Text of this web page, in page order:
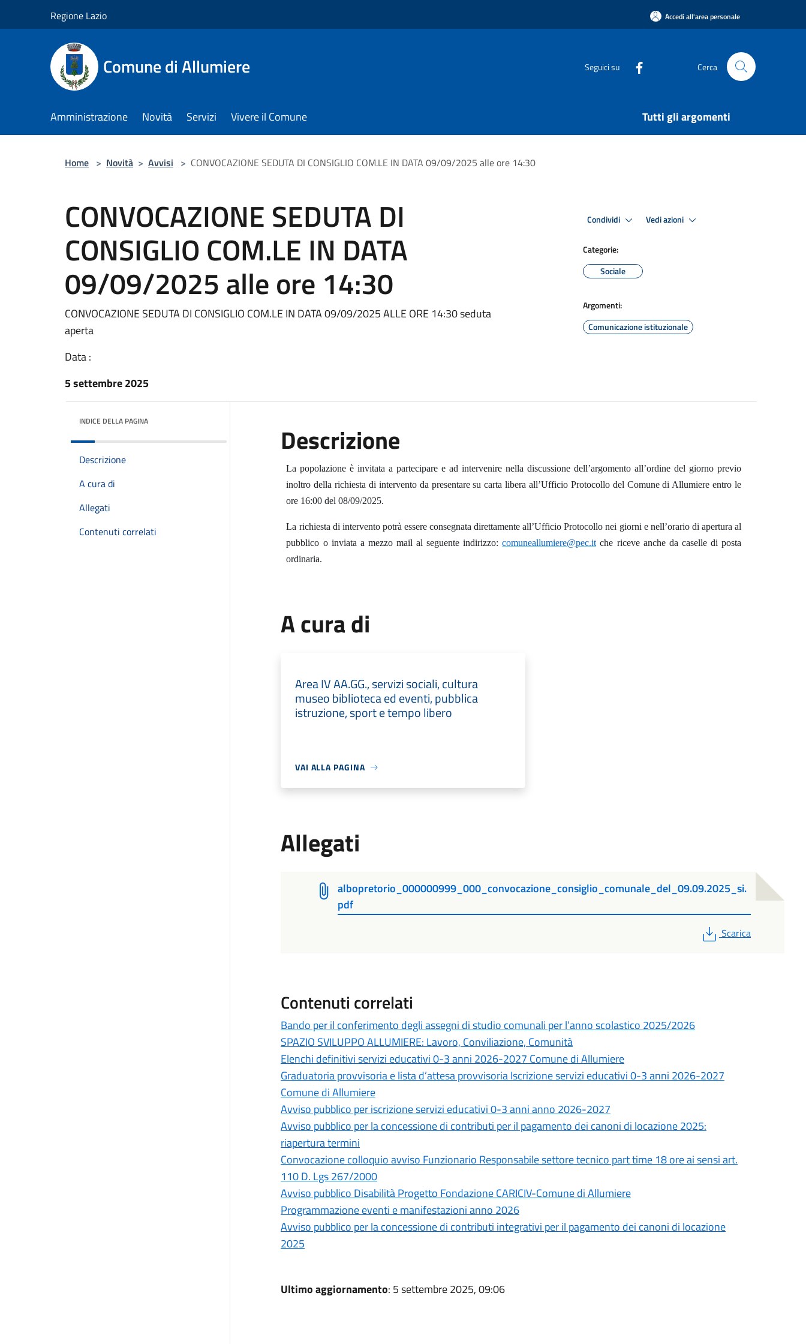
Regione Lazio Accedi all'area personale
Comune di Allumiere Seguici su Cerca
Amministrazione Novità Servizi Vivere il Comune Tutti gli argomenti
Home > Novità > Avvisi > CONVOCAZIONE SEDUTA DI CONSIGLIO COM.LE IN DATA 09/09/2025 alle ore 14:30
CONVOCAZIONE SEDUTA DI
CONSIGLIO COM.LE IN DATA
09/09/2025 alle ore 14:30
CONVOCAZIONE SEDUTA DI CONSIGLIO COM.LE IN DATA 09/09/2025 ALLE ORE 14:30 seduta
aperta
Data :
5 settembre 2025
Condividi Vedi azioni
Categorie:
Sociale
Argomenti:
Comunicazione istituzionale
INDICE DELLA PAGINA
Descrizione
A cura di
Allegati
Contenuti correlati
Descrizione
La popolazione è invitata a partecipare e ad intervenire nella discussione dell’argomento all’ordine del giorno previo
inoltro della richiesta di intervento da presentare su carta libera all’Ufficio Protocollo del Comune di Allumiere entro le
ore 16:00 del 08/09/2025.
La richiesta di intervento potrà essere consegnata direttamente all’Ufficio Protocollo nei giorni e nell’orario di apertura al
pubblico o inviata a mezzo mail al seguente indirizzo:comuneallumiere@pec.it che riceve anche da caselle di posta
ordinaria.
A cura di
Area IV AA.GG., servizi sociali, cultura
museo biblioteca ed eventi, pubblica
istruzione, sport e tempo libero
VAI ALLA PAGINA
Allegati
albopretorio_000000999_000_convocazione_consiglio_comunale_del_09.09.2025_si.
pdf
PDF
Scarica
Contenuti correlati
Bando per il conferimento degli assegni di studio comunali per l’anno scolastico 2025/2026
SPAZIO SVILUPPO ALLUMIERE: Lavoro, Conviliazione, Comunità
Elenchi definitivi servizi educativi 0-3 anni 2026-2027 Comune di Allumiere
Graduatoria provvisoria e lista d’attesa provvisoria Iscrizione servizi educativi 0-3 anni 2026-2027
Comune di Allumiere
Avviso pubblico per iscrizione servizi educativi 0-3 anni anno 2026-2027
Avviso pubblico per la concessione di contributi per il pagamento dei canoni di locazione 2025:
riapertura termini
Convocazione colloquio avviso Funzionario Responsabile settore tecnico part time 18 ore ai sensi art.
110 D. Lgs 267/2000
Avviso pubblico Disabilità Progetto Fondazione CARICIV-Comune di Allumiere
Programmazione eventi e manifestazioni anno 2026
Avviso pubblico per la concessione di contributi integrativi per il pagamento dei canoni di locazione
2025
Ultimo aggiornamento: 5 settembre 2025, 09:06